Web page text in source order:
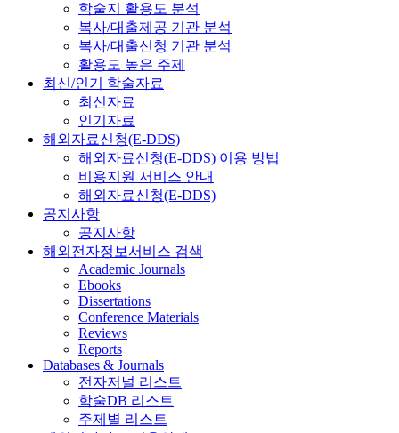
학술지 활용도 분석
복사/대출제공 기관 분석
복사/대출신청 기관 분석
활용도 높은 주제
최신/인기 학술자료
최신자료
인기자료
해외자료신청(E-DDS)
해외자료신청(E-DDS) 이용 방법
비용지원 서비스 안내
해외자료신청(E-DDS)
공지사항
공지사항
해외전자정보서비스 검색
Academic Journals
Ebooks
Dissertations
Conference Materials
Reviews
Reports
Databases & Journals
전자저널 리스트
학술DB 리스트
주제별 리스트